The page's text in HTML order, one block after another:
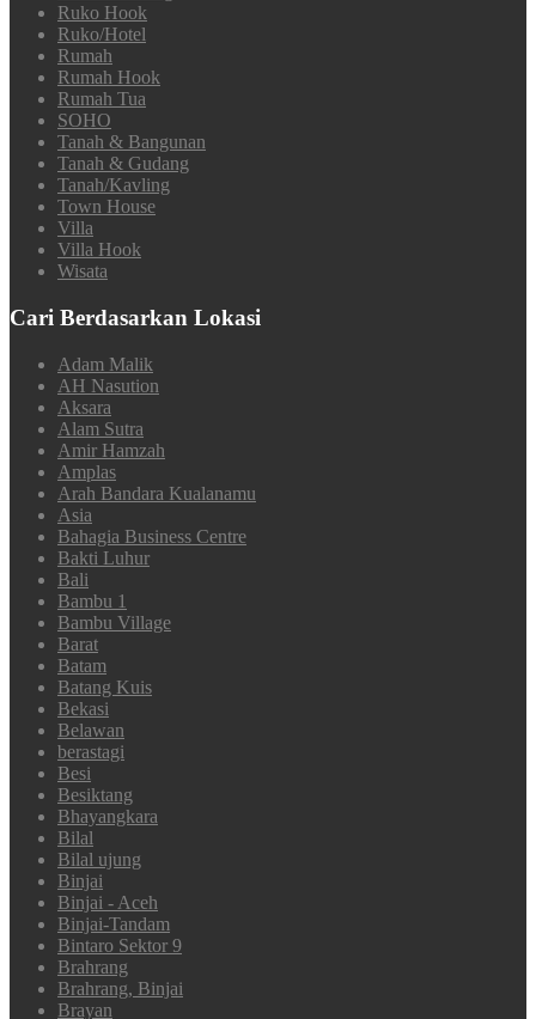
Ruko Hook
Ruko/Hotel
Rumah
Rumah Hook
Rumah Tua
SOHO
Tanah & Bangunan
Tanah & Gudang
Tanah/Kavling
Town House
Villa
Villa Hook
Wisata
Cari Berdasarkan Lokasi
Adam Malik
AH Nasution
Aksara
Alam Sutra
Amir Hamzah
Amplas
Arah Bandara Kualanamu
Asia
Bahagia Business Centre
Bakti Luhur
Bali
Bambu 1
Bambu Village
Barat
Batam
Batang Kuis
Bekasi
Belawan
berastagi
Besi
Besiktang
Bhayangkara
Bilal
Bilal ujung
Binjai
Binjai - Aceh
Binjai-Tandam
Bintaro Sektor 9
Brahrang
Brahrang, Binjai
Brayan